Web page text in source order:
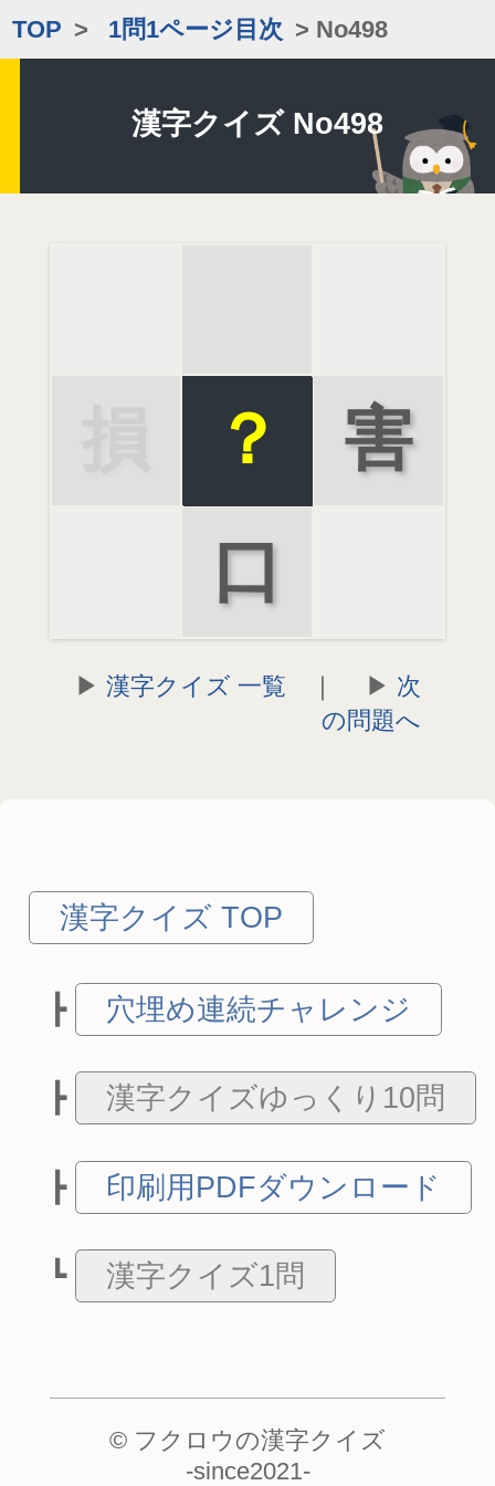
TOP > 1問1ページ目次 > No498
漢字クイズ No498
傷
？
害
口
漢字クイズ 一覧 ｜
次
の問題へ
漢字クイズ TOP
穴埋め連続チャレンジ
漢字クイズゆっくり10問
印刷用PDFダウンロード
漢字クイズ1問
© フクロウの漢字クイズ
-since2021-